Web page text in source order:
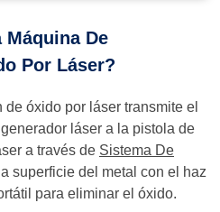
Máquina De
Por Láser?
óxido por láser transmite el
láser a la pistola de
a través de Sistema De
superficie del metal con el haz
para eliminar el óxido.